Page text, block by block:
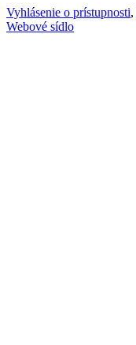
Vyhlásenie o prístupnosti,
Webové sídlo